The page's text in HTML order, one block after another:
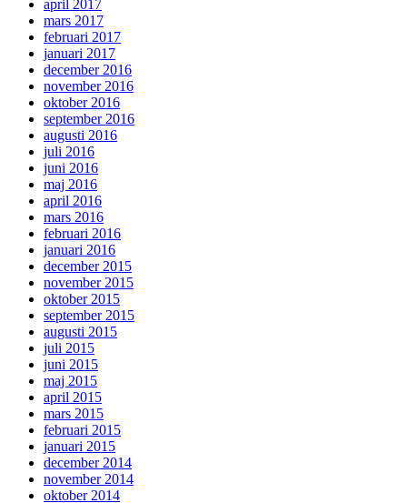
april 2017
mars 2017
februari 2017
januari 2017
december 2016
november 2016
oktober 2016
september 2016
augusti 2016
juli 2016
juni 2016
maj 2016
april 2016
mars 2016
februari 2016
januari 2016
december 2015
november 2015
oktober 2015
september 2015
augusti 2015
juli 2015
juni 2015
maj 2015
april 2015
mars 2015
februari 2015
januari 2015
december 2014
november 2014
oktober 2014